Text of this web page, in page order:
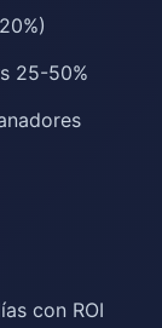
25-50%
con ROI